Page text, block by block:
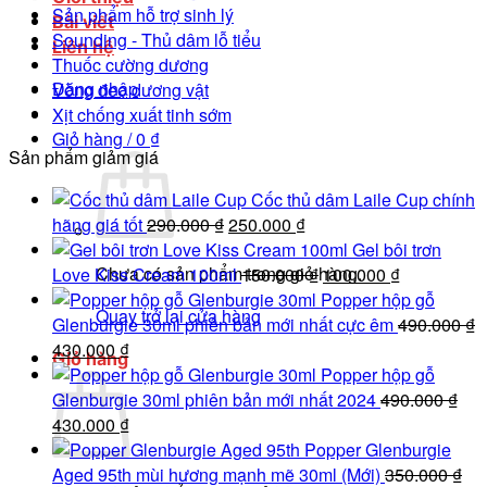
Bài viết
Liên hệ
Đăng nhập
Giỏ hàng /0 ₫
Chưa có sản phẩm trong giỏ hàng.
Quay trở lại cửa hàng
Giỏ hàng
Sản phẩm hỗ trợ sinh lý
Sounding - Thủ dâm lỗ tiểu
Thuốc cường dương
Vòng đeo dương vật
Xịt chống xuất tinh sớm
Sản phẩm giảm giá
Cốc thủ dâm Laile Cup chính
hãng giá tốt290.000₫Giá
gốc
là:
290.000 ₫.
250.000 ₫Giá
hiện
tại
là:
250.000 ₫.
Gel bôi trơn
Love Kiss Cream 100ml150.000₫Giá
gốc
là:
100.000 ₫Giá
hiện
tại
100.000 ₫.
Popper hộp gỗ
Glenburgie 30ml phiên bản mới nhất cực êm490.000₫
Giá
gốc
là:
490.000 ₫.
430.000₫Giá
hiện
tại
là:
430.000 ₫.
Popper hộp gỗ
Glenburgie 30ml phiên bản mới nhất 2024490.000₫
Giá
gốc
là:
430.000 ₫Giá
hiện
tại
Popper Glenburgie
Aged 95th mùi hương mạnh mẽ 30ml (Mới) 350.000₫